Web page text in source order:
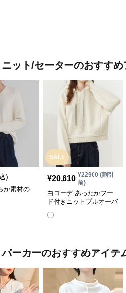
ニット/セーターのおすすめ
)
か素材の
SALE
¥20,610 ¥22900(割引
前)
白コーデ あったかフー
ド付きニットプルオーバ
パーカーのおすすめアイテ